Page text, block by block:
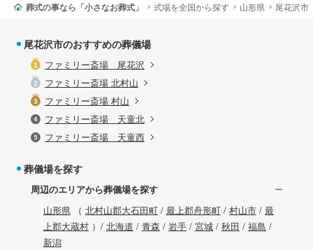
葬式の事なら「小さなお葬式」 式場を全国から探す 山形県 尾花沢市
尾花沢市のおすすめの葬儀場
ファミリー斎場 尾花沢
ファミリー斎場 北村山
ファミリー斎場 村山
ファミリー斎場 天童北
ファミリー斎場 天童西
葬儀場を探す
周辺のエリアから葬儀場を探す
山形県（ 北村山郡大石田町/ 最上郡舟形町/ 村山市/ 最
上郡大蔵村）/ 北海道 / 青森 / 岩手/ 宮城/ 秋田 / 福島 /
新潟